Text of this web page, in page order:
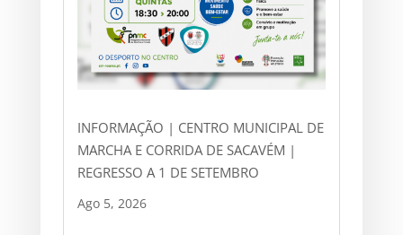
INFORMAÇÃO | CENTRO MUNICIPAL DE
MARCHA E CORRIDA DE SACAVÉM |
REGRESSO A 1 DE SETEMBRO
Ago 5, 2026